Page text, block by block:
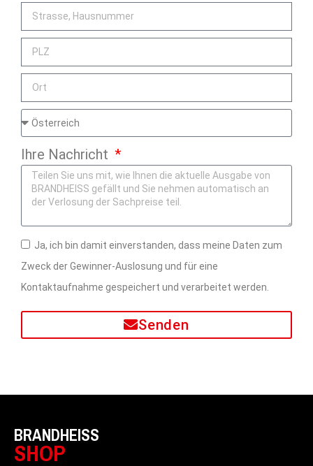
Ihre Nachricht
Ja, ich bin damit einverstanden, dass meine Daten zum
Zweck der Gewinner-Auslosung und für eine
Kontaktaufnahme gespeichert und verarbeitet werden.
Senden
BRANDHEISS
SHOP